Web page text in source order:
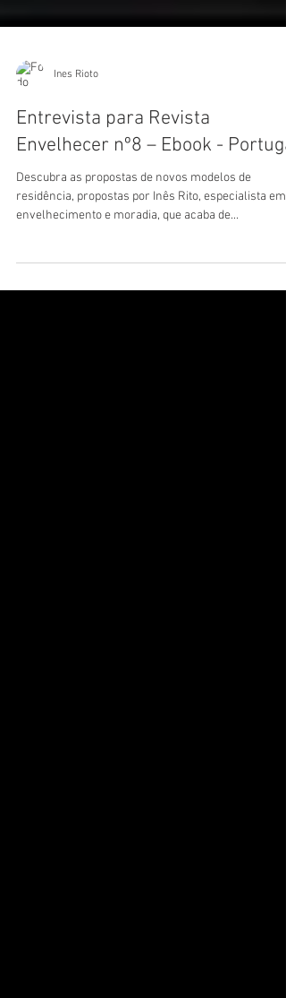
Ines Rioto
Entrevista para Revista
Envelhecer nº8 – Ebook -
Descubra as propostas de novos modelos de
envelhecimento e moradia, que acaba de...